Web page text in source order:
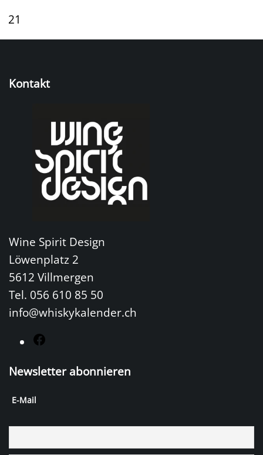
21
Kontakt
Wine Spirit Design
Löwenplatz 2
5612 Villmergen
Tel. 056 610 85 50
info@whiskykalender.ch
c
o
o
Newsletter abonnieren
E-Mail